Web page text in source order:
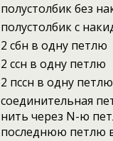
полустолбик без
полустолбик с
2 сбн в одну петлю
2 ссн в одну петлю
2 пссн в одну петлю
соединительная
нить через N-ю
последнюю петлю